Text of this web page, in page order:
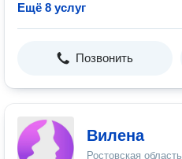
Ещё 8 услуг
Позвонить
Вилена
Ростовская область